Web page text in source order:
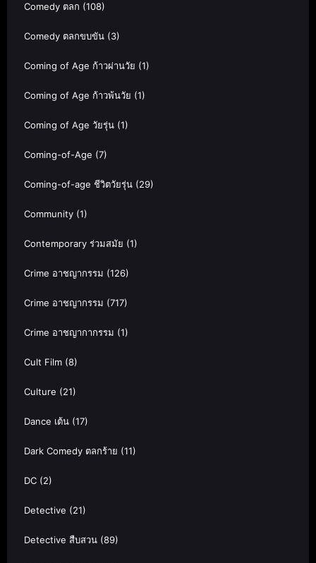
Comedy ตลก (108)
Comedy ตลกขบขัน (3)
Coming of Age ก้าวผ่านวัย (1)
Coming of Age ก้าวพ้นวัย (1)
Coming of Age วัยรุ่น (1)
Coming-of-Age (7)
Coming-of-age ชีวิตวัยรุ่น (29)
Community (1)
Contemporary ร่วมสมัย (1)
Crime อาชญากรรม (126)
Crime อาชญากรรม (717)
Crime อาชญากากรรม (1)
Cult Film (8)
Culture (21)
Dance เต้น (17)
Dark Comedy ตลกร้าย (11)
DC (2)
Detective (21)
Detective สืบสวน (89)